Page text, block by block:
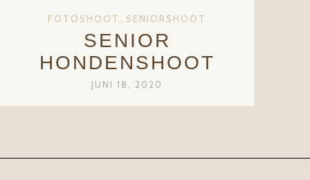
FOTOSHOOT, SENIORSHOOT
SENIOR
HONDENSHOOT
JUNI 18, 2020